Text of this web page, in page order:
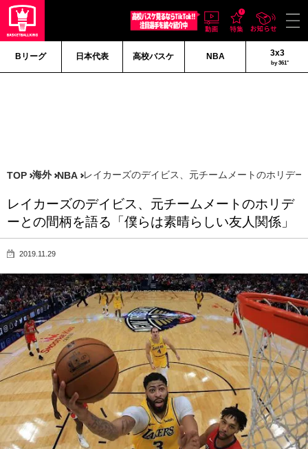
Bリーグ 日本代表 高校バスケ NBA 3x3
by 361°
TOP 海外 NBA レイカーズのデイビス、元チームメートのホリデ
レイカーズのデイビス、元チームメートのホリデ
ーとの間柄を語る「僕らは素晴らしい友人関係」
2019.11.29